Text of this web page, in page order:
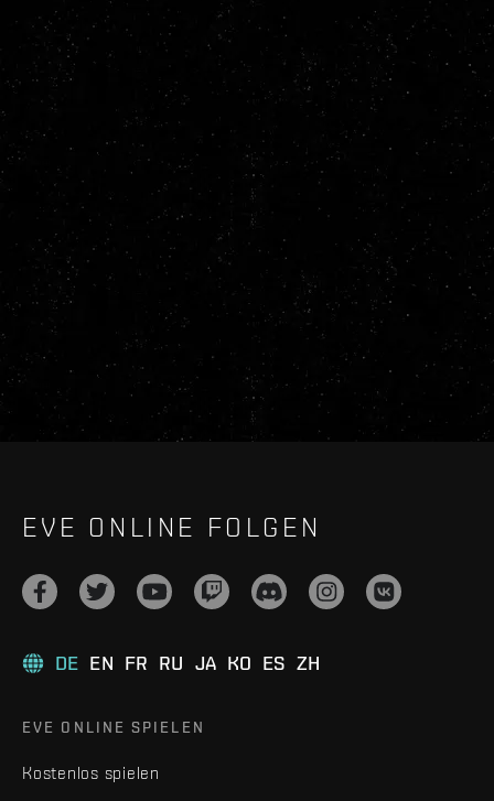
EVE ONLINE FOLGEN
DE EN FR RU JA KO ES ZH
EVE ONLINE SPIELEN
Kostenlos spielen